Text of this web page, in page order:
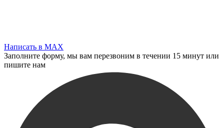
Написать в MAX
Заполните форму, мы вам перезвоним в течении 15 минут или
пишите нам